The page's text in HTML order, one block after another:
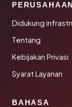
PERUSAHAAN
Didukung
Tentang
Kebijakan Privasi
Syarat Layanan
BAHASA